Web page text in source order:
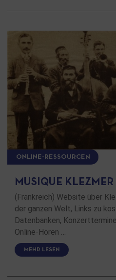
ONLINE-RESSOURCEN
MUSIQUE
(Frankreich) Website über
der ganzen Welt, Links zu
Datenbanken,
Online-Hören …
MEHR LESEN